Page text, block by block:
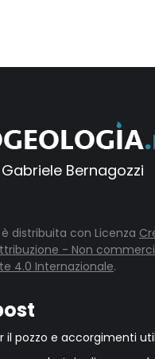
Gabriele Bernagozzi
distribuita con Licenza
- Non
4.0 Internazionale.
il pozzo e accorgimenti